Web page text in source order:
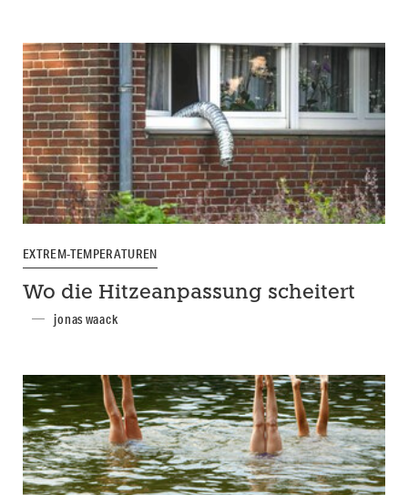
EXTREM-TEMPERATUREN
Wo die Hitzeanpassung scheitert
jonas waack